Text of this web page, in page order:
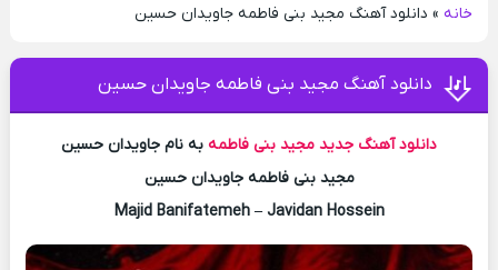
خانه» دانلود آهنگ مجید بنی فاطمه جاویدان حسین
دانلود آهنگ مجید بنی فاطمه جاویدان حسین
دانلود آهنگ جدید مجید بنی فاطمه به نام جاویدان حسین
مجید بنی فاطمه جاویدان حسین
Majid Banifatemeh – Javidan Hossein